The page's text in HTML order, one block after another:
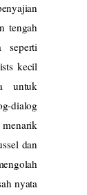
tengah
kecil
untuk
dialog
dan
nyata